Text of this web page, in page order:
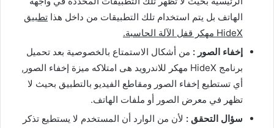
الهاتف بل يتم استخدام تلك التطبيقات من داخل هذا تطبيق
HideX مهكر قفل الآلة الحاسبة.
إخفاء الصور : من أشكال الاستمتاع بالخصوصية بعد تحميل
برنامج HideX مهكر للاندرويد هى امتلاكه ميزة إخفاء الصور,
أي تستطيع إخفاء الصور ومقاطع الفيديو بالتطبيق بحيث لا
تظهر في معرض الصور أو ملفات الهاتف.
سؤال التحقق : لأن من الوارد أن المستخدم لا يستطيع تذكر